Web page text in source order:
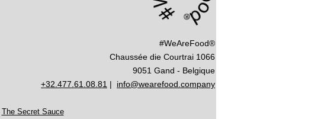
#WeAreFood®
Chaussée die Courtrai 1066
9051 Gand - Belgique
+32.477.61.08.81 | info@wearefood.company
The Secret Sauce